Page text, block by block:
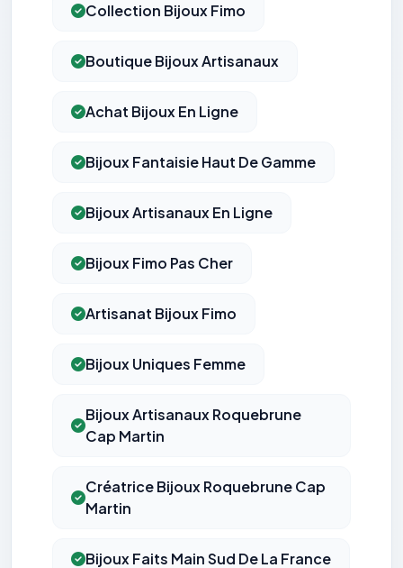
Collection Bijoux Fimo
Boutique Bijoux Artisanaux
Achat Bijoux En Ligne
Bijoux Fantaisie Haut De Gamme
Bijoux Artisanaux En Ligne
Bijoux Fimo Pas Cher
Artisanat Bijoux Fimo
Bijoux Uniques Femme
Bijoux Artisanaux Roquebrune
Cap Martin
Créatrice Bijoux Roquebrune Cap
Martin
Bijoux Faits Main Sud De La France